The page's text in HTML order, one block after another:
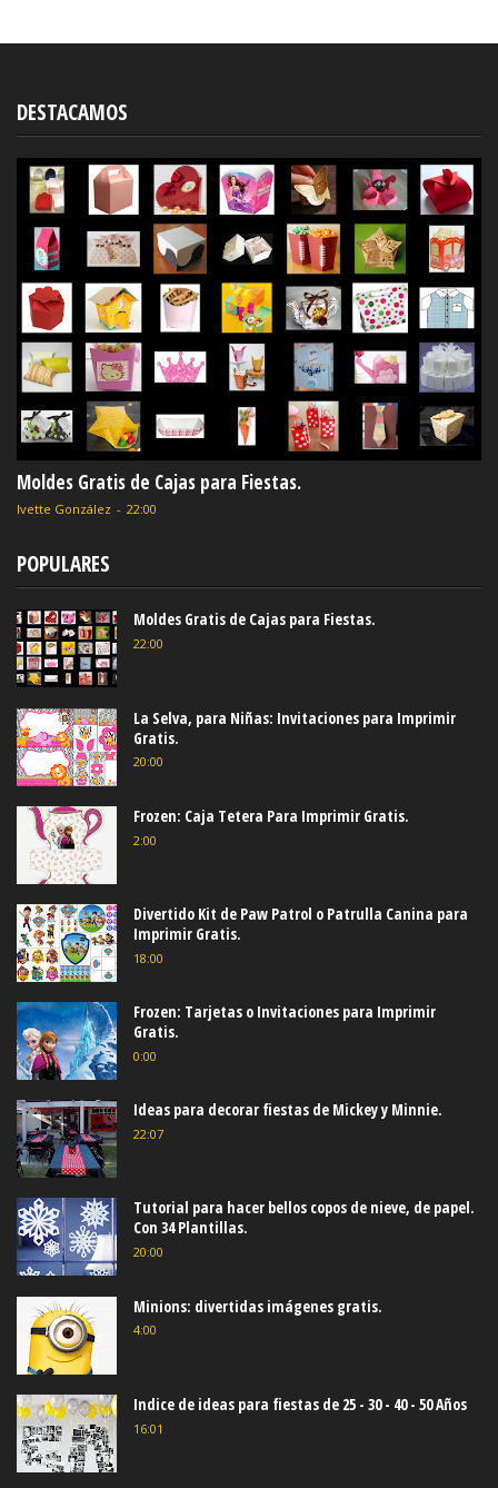
DESTACAMOS
Moldes Gratis de Cajas para Fiestas.
Ivette González - 22:00
POPULARES
Moldes Gratis de Cajas para Fiestas.
22:00
La Selva, para Niñas: Invitaciones para Imprimir
Gratis.
20:00
Frozen: Caja Tetera Para Imprimir Gratis.
2:00
Divertido Kit de Paw Patrol o Patrulla Canina para
Imprimir Gratis.
18:00
Frozen: Tarjetas o Invitaciones para Imprimir
Gratis.
0:00
Ideas para decorar fiestas de Mickey y Minnie.
22:07
Tutorial para hacer bellos copos de nieve, de papel.
Con 34 Plantillas.
20:00
Minions: divertidas imágenes gratis.
4:00
Indice de ideas para fiestas de 25 - 30 - 40 - 50 Años
16:01